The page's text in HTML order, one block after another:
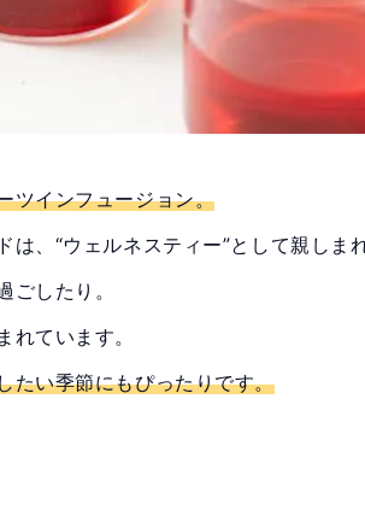
ツインフュージョン。
、“ウェルネスティー”として親しま
したり。
ています。
たい季節にもぴったりです。